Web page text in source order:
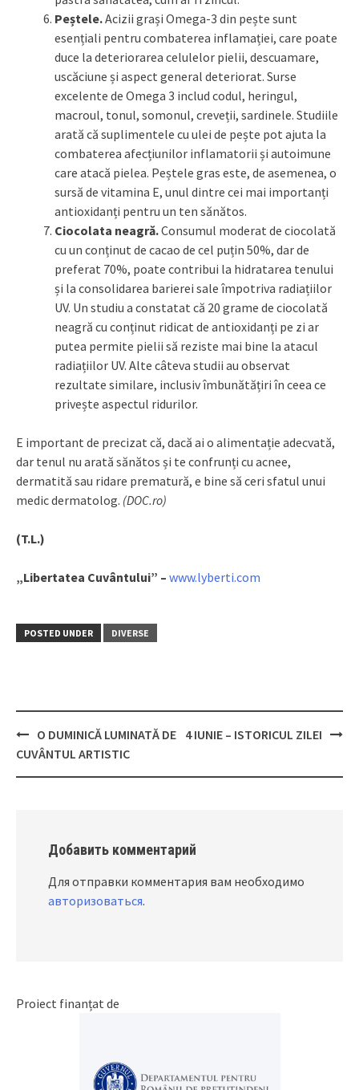
Peștele.Acizii grași Omega-3 din pește sunt
esențiali pentru combaterea inflamației, care poate
duce la deteriorarea celulelor pielii, descuamare,
uscăciune și aspect general deteriorat. Surse
excelente de Omega 3 includ codul, heringul,
macroul, tonul, somonul, creveții, sardinele. Studiile
arată că suplimentele cu ulei de pește pot ajuta la
combaterea afecțiunilor inflamatorii și autoimune
care atacă pielea. Peștele gras este, de asemenea, o
sursă de vitamina E, unul dintre cei mai importanți
antioxidanți pentru un ten sănătos.
Ciocolata neagră.Consumul moderat de ciocolată
cu un conținut de cacao de cel puțin 50%, dar de
preferat 70%, poate contribui la hidratarea tenului
și la consolidarea barierei sale împotriva radiațiilor
UV. Un studiu a constatat că 20 grame de ciocolată
neagră cu conținut ridicat de antioxidanți pe zi ar
putea permite pielii să reziste mai bine la atacul
radiațiilor UV. Alte câteva studii au observat
rezultate similare, inclusiv îmbunătățiri în ceea ce
privește aspectul ridurilor.
E important de precizat că, dacă ai o alimentație adecvată,
dar tenul nu arată sănătos și te confrunți cu acnee,
dermatită sau ridare prematură, e bine să ceri sfatul unui
medic dermatolog. (DOC.ro)
(T.L.)
„Libertatea Cuvântului” – www.lyberti.com
POSTED UNDER DIVERSE
Post
navigation
O DUMINICĂ LUMINATĂ DE
CUVÂNTUL ARTISTIC
4 IUNIE – ISTORICUL ZILEI
Добавить комментарий
Для отправки комментария вам необходимо
авторизоваться.
Proiect finanțat de